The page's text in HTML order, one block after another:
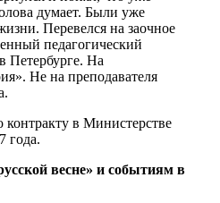
думает. Были уже
Перевелся на заочное
педагогический
Петербурге. На
Не на преподавателя
контракту в Министерстве
года.
весне» и событиям в